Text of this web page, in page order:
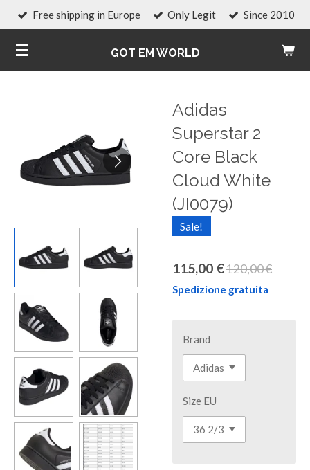
Vai
contenuto
principale
GOT EM WORLD
Free shipping in Europe Only Legit Since 2010
Adidas
Superstar 2
Core Black
Cloud White
(JI0079)
Sale!
115,00 €120,00 €
Spedizione gratuita
Brand
Size EU